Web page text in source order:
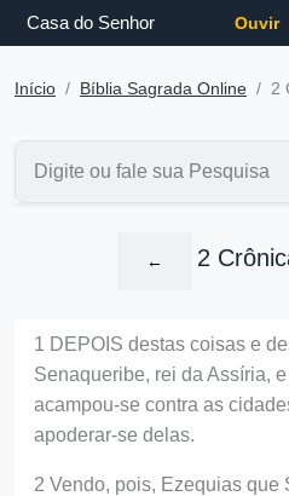
Casa do Senhor Ouvir
Início Bíblia Sagrada Online 2
← 2
1 DEPOIS destas coisas e
Senaqueribe, rei da Assíria,
acampou-se contra as
apoderar-se delas.
2 Vendo, pois, Ezequias que